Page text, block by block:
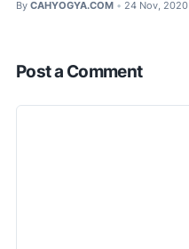
By CAHYOGYA.COM • 24 Nov, 2020
Post a Comment